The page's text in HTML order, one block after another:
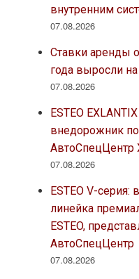
внутренним
07.08.2026
Ставки аренды
года выросли на
07.08.2026
ESTEO
внедорожник
АвтоСпецЦентр
07.08.2026
ESTEO V-серия:
линейка
ESTEO,
АвтоСпецЦентр
07.08.2026